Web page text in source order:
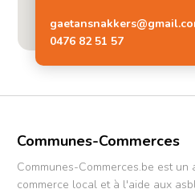
0476 82 51 57
Communes-Commerces
Communes-Commerces.be est un
commerce local et à l'aide aux